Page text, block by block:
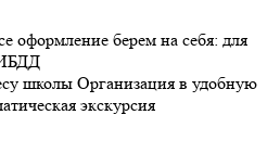
оформление берем на себя: для
школы Организация в удобную
экскурсия